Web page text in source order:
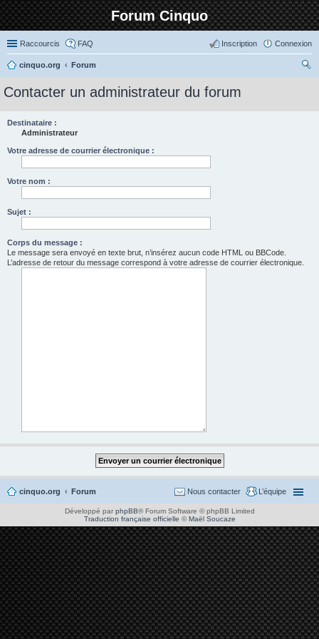
Forum Cinquo
Raccourcis FAQ Connexion
Inscription
cinquo.org
Forum
Contacter un administrateur du forum
Destinataire :
Administrateur
Votre adresse de courrier électronique :
Votre nom :
Sujet :
Corps du message :
Le message sera envoyé en texte brut, n’insérez aucun code HTML ou BBCode.
L’adresse de retour du message correspond à votre adresse de courrier électronique.
cinquo.org Forum L’équipe
Nous contacter
Développé par phpBB® Forum Software © phpBB Limited
Traduction française officielle ©Maël Soucaze